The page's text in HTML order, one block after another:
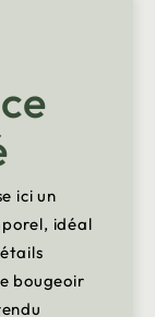
ici un
idéal
bougeoir